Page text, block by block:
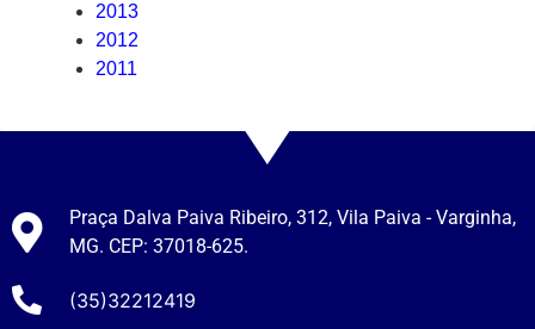
2013
2012
2011
Praça Dalva Paiva Ribeiro, 312, Vila Paiva - Varginha,
MG. CEP: 37018-625.
(35)32212419